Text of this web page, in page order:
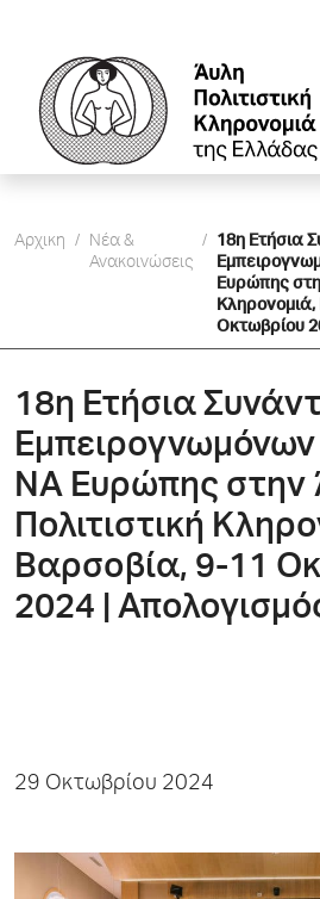
Αρχικη /
Νέα &
Ανακοινώσεις
/
18η Eτήσια
Ευρώπης
Οκτωβρίου
18η Eτήσια
ΝΑ Ευρώπης στην
Πολιτιστική
Βαρσοβία, 9-11
2024 |
29 Οκτωβρίου 2024